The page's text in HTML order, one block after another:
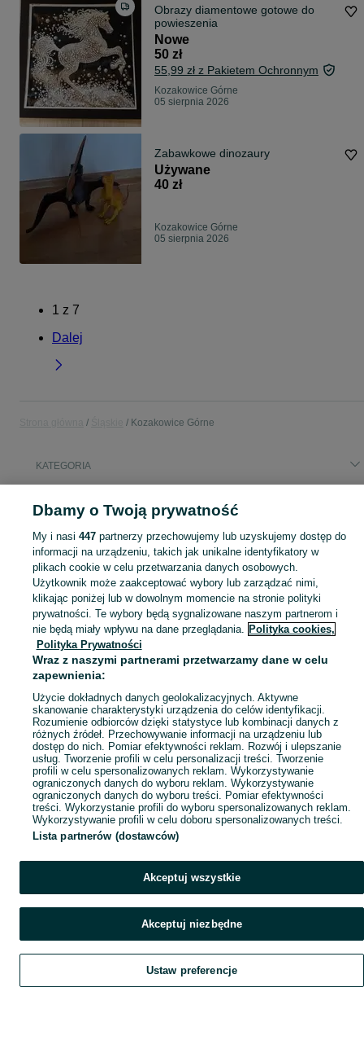
Obrazy diamentowe gotowe do
powieszenia
Nowe
50 zł
55,99 zł z Pakietem Ochronnym
Kozakowice Górne
05 sierpnia 2026
Zabawkowe dinozaury
Używane
40 zł
Kozakowice Górne
05 sierpnia 2026
1 z 7
Dalej
Kozakowice Górne
KATEGORIA
Popularne wyszukiwania
kostka brukowa blacha trapezowa
Skorzystaj z największego serwisu ogłoszeniowego - Kozakowice Górne i okolice! Kupuj to, czego pragniesz i sprzedawaj to, czego już nie potrzebujesz! Zobacz
Mapa kategorii
Mapa miejscowości
Mapa ministron
Szukaj Obserwujesz Dodaj Czat Konto
Dbamy o Twoją prywatność
My i nasi 447partnerzy przechowujemy lub uzyskujemy dostęp do
informacji na urządzeniu, takich jak unikalne identyfikatory w
plikach cookie w celu przetwarzania danych osobowych.
Użytkownik może zaakceptować wybory lub zarządzać nimi,
klikając poniżej lub w dowolnym momencie na stronie polityki
prywatności. Te wybory będą sygnalizowane naszym partnerom i
nie będą miały wpływu na dane przeglądania. Polityka cookies,
Polityka Prywatności
Wraz z naszymi partnerami przetwarzamy dane w celu
zapewnienia:
Użycie dokładnych danych geolokalizacyjnych. Aktywne
skanowanie charakterystyki urządzenia do celów identyfikacji.
Rozumienie odbiorców dzięki statystyce lub kombinacji danych z
różnych źródeł. Przechowywanie informacji na urządzeniu lub
dostęp do nich. Pomiar efektywności reklam. Rozwój i ulepszanie
usług. Tworzenie profili w celu personalizacji treści. Tworzenie
profili w celu spersonalizowanych reklam. Wykorzystywanie
ograniczonych danych do wyboru reklam. Wykorzystywanie
ograniczonych danych do wyboru treści. Pomiar efektywności
treści. Wykorzystanie profili do wyboru spersonalizowanych reklam.
Wykorzystywanie profili w celu doboru spersonalizowanych treści.
Lista partnerów (dostawców)
Akceptuj wszystkie
Akceptuj niezbędne
Ustaw preferencje